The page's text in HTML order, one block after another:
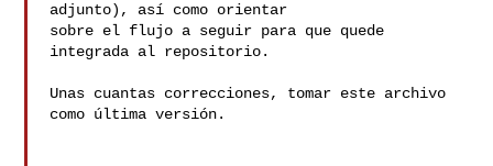
adjunto), así como orientar
sobre el flujo a seguir para que quede
integrada al repositorio.
Unas cuantas correcciones, tomar este archivo
como última versión.